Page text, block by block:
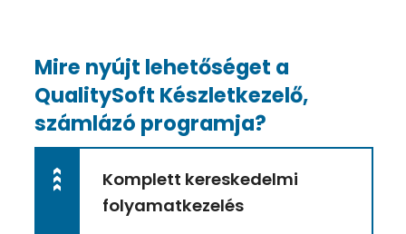
Mire nyújt lehetőséget a
QualitySoft Készletkezelő,
számlázó programja?
>>>
Komplett kereskedelmi
folyamatkezelés